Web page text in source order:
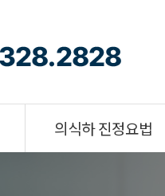
의식하 진정요법